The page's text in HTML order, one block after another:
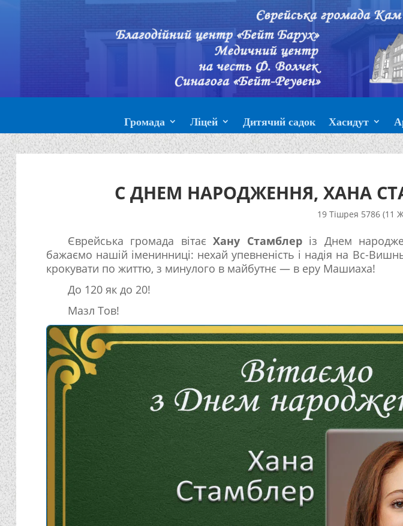
Громада Ліцей Дитячий садок Хасидут
С ДНЕМ НАРОДЖЕННЯ, ХАНА
19 Тішрея 5786 (11
Єврейська громада вітаєХану Стамблеріз Днем
бажаємо нашій іменинниці: нехай упевненість і надія на Вс-
крокувати по життю, з минулого в майбутнє — в еру Машиаха!
До 120 як до 20!
Мазл Тов!